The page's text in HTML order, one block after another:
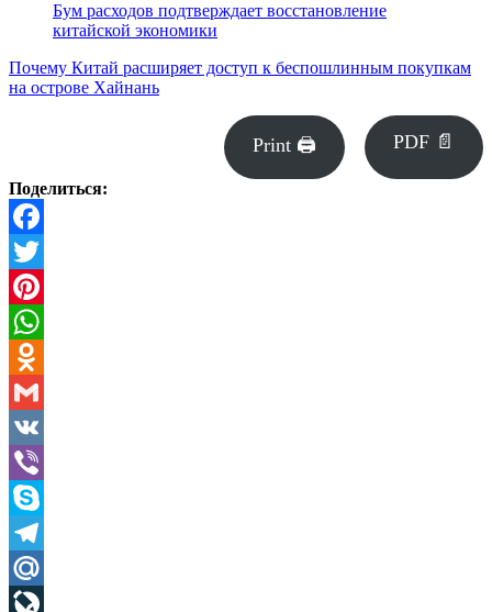
Бум расходов подтверждает восстановление
китайской экономики
Почему Китай расширяет доступ к беспошлинным покупкам
на острове Хайнань
Print 🖨 PDF 📄
Поделиться:
Facebook
Twitter
Pinterest
WhatsApp
Odnoklassniki
Gmail
VK
Viber
Skype
Telegram
Mail.Ru